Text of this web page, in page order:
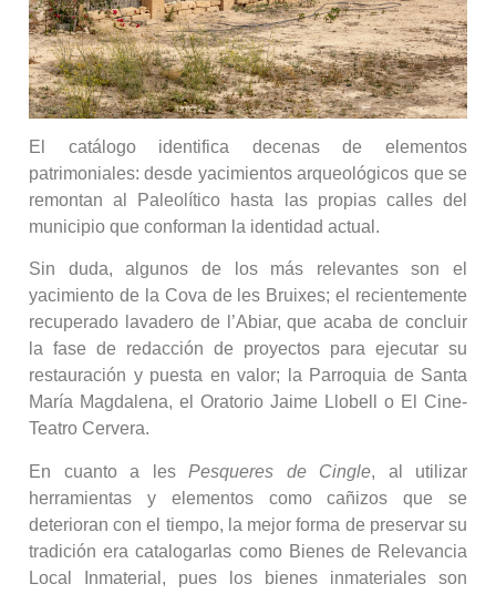
El catálogo identifica decenas de elementos
patrimoniales: desde yacimientos arqueológicos que se
remontan al Paleolítico hasta las propias calles del
municipio que conforman la identidad actual.
Sin duda, algunos de los más relevantes son el
yacimiento de la Cova de les Bruixes; el recientemente
recuperado lavadero de l’Abiar, que acaba de concluir
la fase de redacción de proyectos para ejecutar su
restauración y puesta en valor; la Parroquia de Santa
María Magdalena, el Oratorio Jaime Llobell o El Cine-
Teatro Cervera.
En cuanto a les Pesqueres de Cingle, al utilizar
herramientas y elementos como cañizos que se
deterioran con el tiempo, la mejor forma de preservar su
tradición era catalogarlas como Bienes de Relevancia
Local Inmaterial, pues los bienes inmateriales son